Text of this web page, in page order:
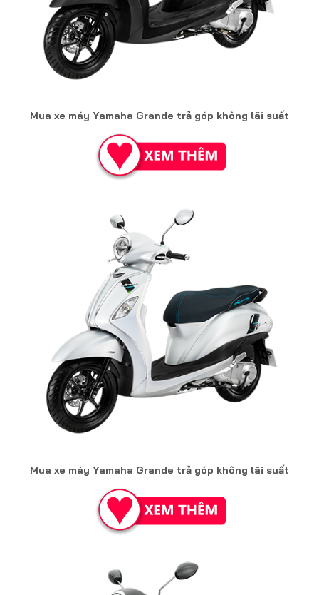
Mua xe máy Yamaha Grande trả góp không lãi suất
Mua xe máy Yamaha Grande trả góp không lãi suất